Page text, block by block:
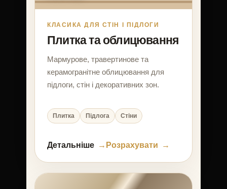
КЛАСИКА ДЛЯ СТІН І ПІДЛОГИ
Плитка та облицювання
Мармурове, травертинове та
керамогранітне облицювання для
підлоги, стін і декоративних зон.
Плитка Підлога Стіни
Детальніше Розрахувати